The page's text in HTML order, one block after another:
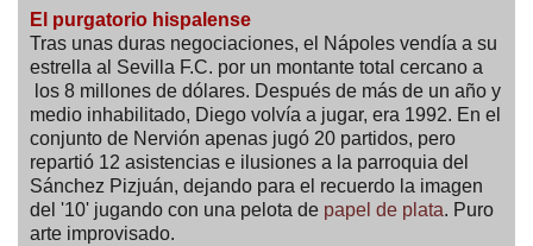
El purgatorio hispalense
Tras unas duras negociaciones, el Nápoles vendía a su
estrella al Sevilla F.C. por un montante total cercano a
los 8 millones de dólares. Después de más de un año y
medio inhabilitado, Diego volvía a jugar, era 1992. En el
conjunto de Nervión apenas jugó 20 partidos, pero
repartió 12 asistencias e ilusiones a la parroquia del
Sánchez Pizjuán, dejando para el recuerdo la imagen
del '10' jugando con una pelota de papel de plata. Puro
arte improvisado.